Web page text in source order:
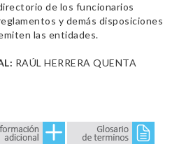
de los funcionarios
y demás disposiciones
las entidades.
RAÚL HERRERA QUENTA